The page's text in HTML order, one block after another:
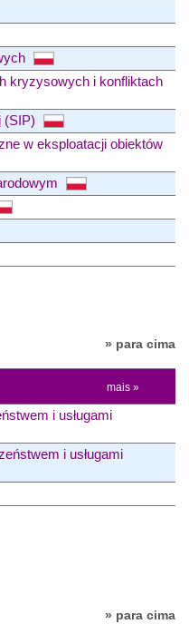
kryzysowych i konfliktach
(SIP)
w eksploatacji obiektów
» para cima
mais »
i usługami
i usługami
» para cima